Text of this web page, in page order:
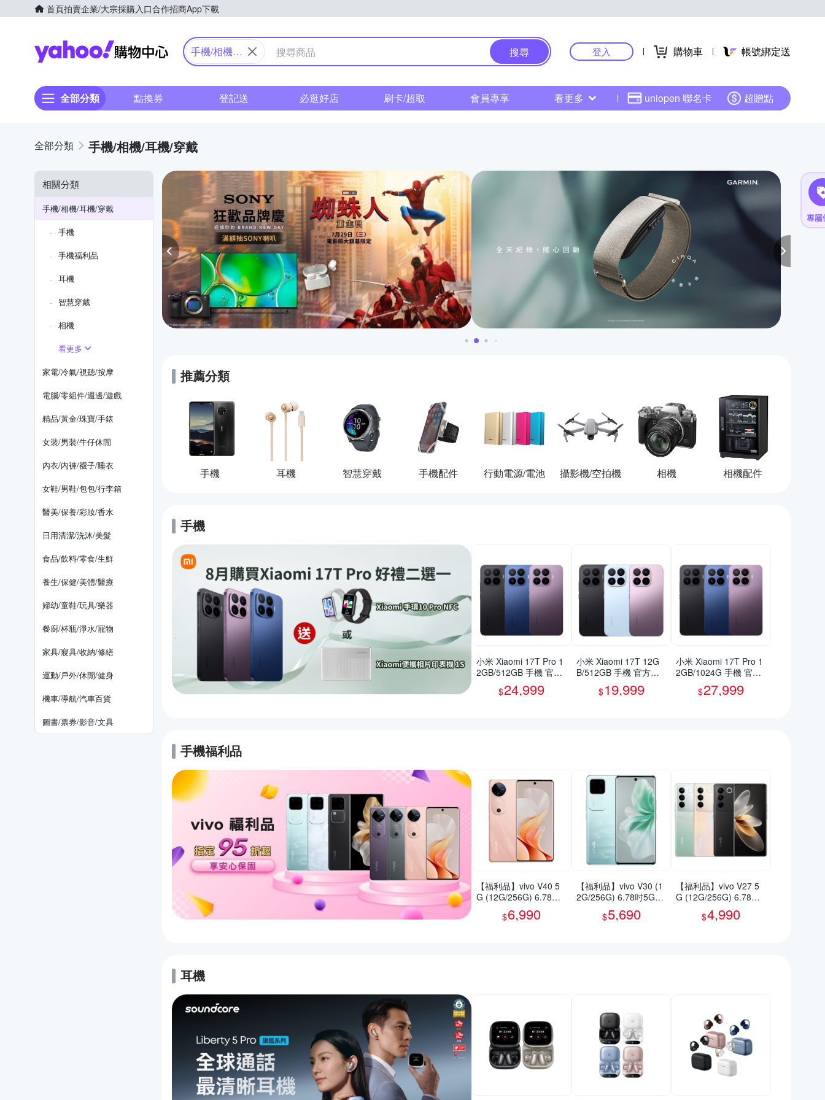
首頁拍賣企業/大宗採購入口合作招商App下載
Yahoo購物中心
手機/相機/
搜尋 登入 購物車 帳號綁定送
全部分類 點換券 登記送 必逛好店 刷卡/超取 會員專享 看更多 uniopen 聯名卡 超贈點
手機/相機/耳機/穿戴
相關分類
手機/相機/耳機/穿戴
手機
手機福利品
耳機
智慧穿戴
相機
看更多
家電/冷氣/視聽/按摩
電腦/零組件/週邊/遊戲
精品/黃金/珠寶/手錶
女裝/男裝/牛仔休閒
內衣/內褲/襪子/睡衣
女鞋/男鞋/包包/行李箱
醫美/保養/彩妝/香水
日用清潔/洗沐/美髮
食品/飲料/零食/生鮮
養生/保健/美體/醫療
婦幼/童鞋/玩具/樂器
餐廚/杯瓶/淨水/寵物
家具/寢具/收納/修繕
運動/戶外/休閒/健身
機車/導航/汽車百貨
圖書/票券/影音/文具
推薦分類
手機 耳機 智慧穿戴 手機配件 行動電源/電池 攝影機/空拍機 相機 相機配件
手機
小米 Xiaomi 17T Pro 1
2GB/512GB 手機 官方
$24,999
小米 Xiaomi 17T 12G
B/512GB 手機 官方旗
$19,999
小米 Xiaomi 17T Pro 1
2GB/1024G 手機 官方
$27,999
手機福利品
【福利品】vivo V40 5
G (12G/256G) 6.78吋
智慧型手機(9成新)
$6,990
【福利品】vivo V30 (1
2G/256G) 6.78吋5G智
慧型手機(9成新)
$5,690
【福利品】vivo V27 5
G (12G/256G) 6.78吋
智慧型手機(9成新)
$4,990
耳機